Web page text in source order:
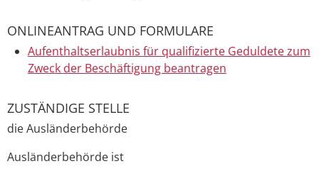
ONLINEANTRAG UND FORMULARE
Aufenthaltserlaubnis für qualifizierte Geduldete zum
Zweck der Beschäftigung beantragen
ZUSTÄNDIGE STELLE
die Ausländerbehörde
Ausländerbehörde ist